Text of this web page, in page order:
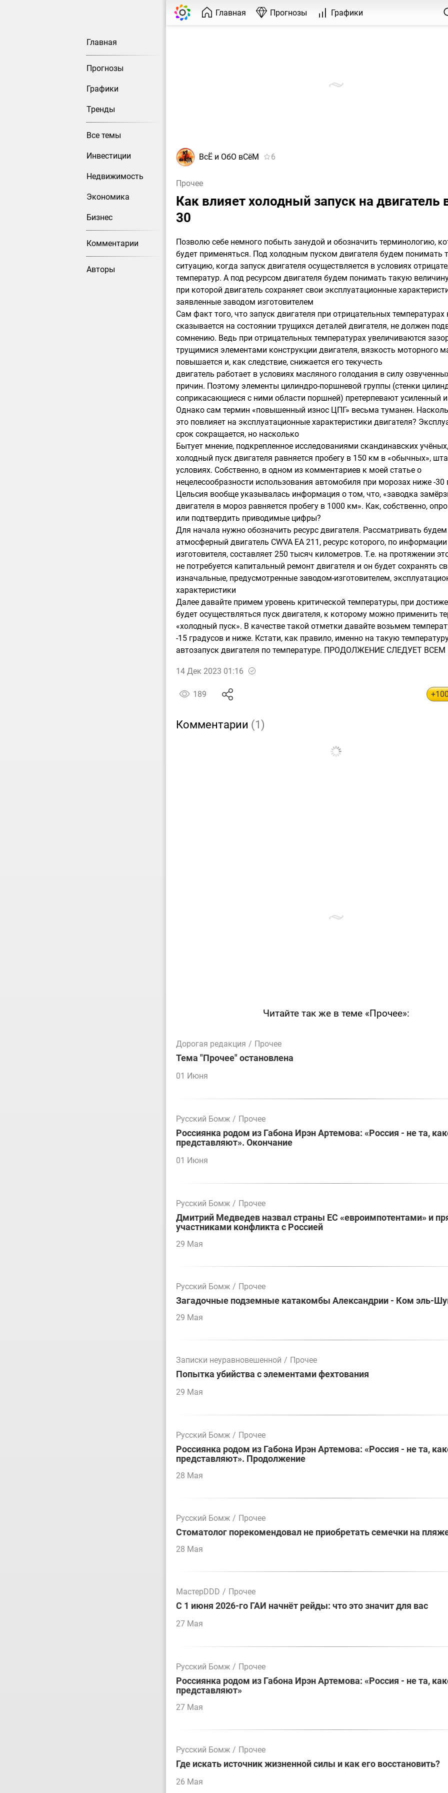
Главная Прогнозы Графики
Главная
Прогнозы
Графики
Тренды
Все темы
Инвестиции
Недвижимость
Экономика
Бизнес
Комментарии
Авторы
ВсЁ и ОбО вСёМ 6
Прочее
Как влияет холодный запуск на двигатель
30
Позволю себе немного побыть занудой и обозначить терминологию,
будет применяться. Под холодным пуском двигателя будем понимать
ситуацию, когда запуск двигателя осуществляется в условиях
температур. А под ресурсом двигателя будем понимать такую
при которой двигатель сохраняет свои эксплуатационные
заявленные заводом изготовителем
Сам факт того, что запуск двигателя при отрицательных температурах
сказывается на состоянии трущихся деталей двигателя, не должен
сомнению. Ведь при отрицательных температурах увеличиваются
трущимися элементами конструкции двигателя, вязкость моторного
повышается и, как следствие, снижается его текучесть
двигатель работает в условиях масляного голодания в силу
причин. Поэтому элементы цилиндро-поршневой группы (стенки
соприкасающиеся с ними области поршней) претерпевают усиленный
Однако сам термин «повышенный износ ЦПГ» весьма туманен.
это повлияет на эксплуатационные характеристики двигателя?
срок сокращается, но насколько
Бытует мнение, подкрепленное исследованиями скандинавских
холодный пуск двигателя равняется пробегу в 150 км в «обычных»,
условиях. Собственно, в одном из комментариев к моей статье о
нецелесообразности использования автомобиля при морозах ниже -30
Цельсия вообще указывалась информация о том, что, «заводка
двигателя в мороз равняется пробегу в 1000 км». Как, собственно,
или подтвердить приводимые цифры?
Для начала нужно обозначить ресурс двигателя. Рассматривать будем
атмосферный двигатель CWVA EA 211, ресурс которого, по
изготовителя, составляет 250 тысяч километров. Т.е. на протяжении
не потребуется капитальный ремонт двигателя и он будет сохранять
изначальные, предусмотренные заводом-изготовителем,
характеристики
Далее давайте примем уровень критической температуры, при
будет осуществляться пуск двигателя, к которому можно применить
«холодный пуск». В качестве такой отметки давайте возьмем
-15 градусов и ниже. Кстати, как правило, именно на такую
автозапуск двигателя по температуре. ПРОДОЛЖЕНИЕ СЛЕДУЕТ
14 Дек 2023 01:16
189
Комментарии (1)
Читайте так же в теме «Прочее»:
Дорогая редакция / Прочее
Тема "Прочее" остановлена
01 Июня
Русский Бомж / Прочее
Россиянка родом из Габона Ирэн Артемова: «Россия - не та,
представляют». Окончание
01 Июня
Русский Бомж / Прочее
Дмитрий Медведев назвал страны ЕС «евроимпотентами» и
участниками конфликта с Россией
29 Мая
Русский Бомж / Прочее
Загадочные подземные катакомбы Александрии - Ком эль-
29 Мая
Записки неуравновешенной / Прочее
Попытка убийства с элементами фехтования
29 Мая
Русский Бомж / Прочее
Россиянка родом из Габона Ирэн Артемова: «Россия - не та,
представляют». Продолжение
28 Мая
Русский Бомж / Прочее
Стоматолог порекомендовал не приобретать семечки на
28 Мая
МастерDDD / Прочее
С 1 июня 2026-го ГАИ начнёт рейды: что это значит для вас
27 Мая
Русский Бомж / Прочее
Россиянка родом из Габона Ирэн Артемова: «Россия - не та,
представляют»
27 Мая
Русский Бомж / Прочее
Где искать источник жизненной силы и как его восстановить?
26 Мая